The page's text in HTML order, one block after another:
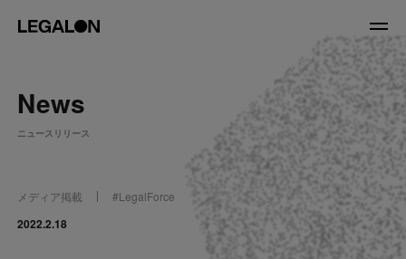
About
役員紹介
Service
News
ニュースリリース
メディア掲載 #LegalForce
2022.2.18